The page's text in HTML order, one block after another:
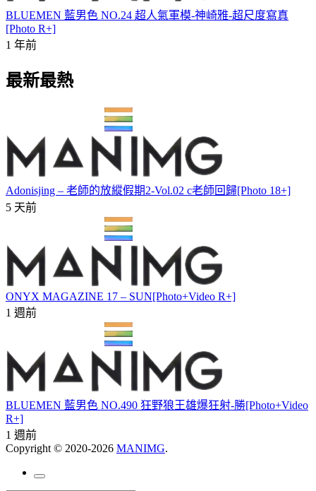
BLUEMEN 藍男色 NO.24 超人氣軍模-神崎雅-超尺度寫真
[Photo R+]
1 年前
最新最熱
Adonisjing – 老師的放縱假期2-Vol.02 c老師回歸[Photo 18+]
5 天前
ONYX MAGAZINE 17 – SUN[Photo+Video R+]
1 週前
BLUEMEN 藍男色 NO.490 狂野狼王雄爆狂射-勝[Photo+Video
R+]
1 週前
Copyright © 2020-2026 MANIMG.